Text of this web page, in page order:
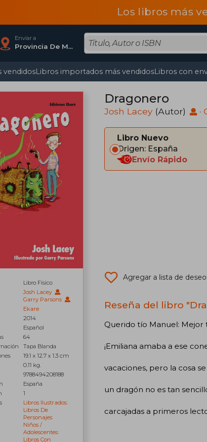
Los libros más
Enviar a
Provincia De Madrid
vendidosLibros importados más vendidosLibros con
Libro Físico
Josh Lacey
Garry Parsons
Ekare
2014
Español
64
Tapa Blanda
19.1 x 12.7 x 1.3 cm
0.11 kg.
9788494208188
España
1
Libros Ilustrados:
Libros De
Personajes
Niños /
Adolescentes:
Libros Con
Dragonero
Josh Lacey (Autor) ·
Libro Nuevo
Origen: España
Envío Rápido
Agregar a lista de
Reseña del libro
Querido tío Manuel:
¡Emiliana amaba a ese
vacaciones, pero la cosa
un dragón no es tan
carcajadas a primeros